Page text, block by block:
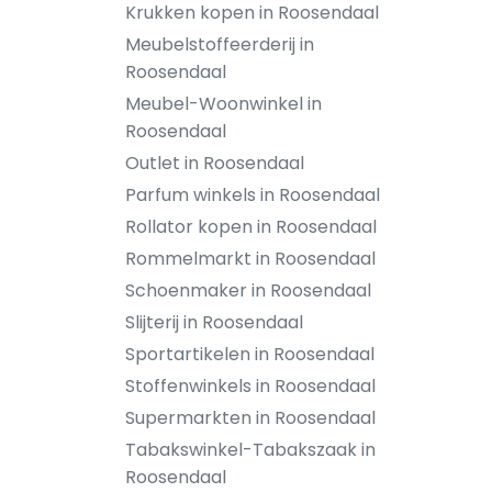
Krukken kopen in Roosendaal
Meubelstoffeerderij in
Roosendaal
Meubel-Woonwinkel in
Roosendaal
Outlet in Roosendaal
Parfum winkels in Roosendaal
Rollator kopen in Roosendaal
Rommelmarkt in Roosendaal
Schoenmaker in Roosendaal
Slijterij in Roosendaal
Sportartikelen in Roosendaal
Stoffenwinkels in Roosendaal
Supermarkten in Roosendaal
Tabakswinkel-Tabakszaak in
Roosendaal